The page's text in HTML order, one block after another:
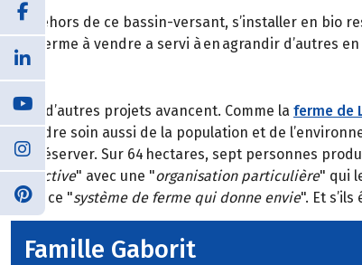
En dehors de ce bassin-versant, s’installer en bio
une ferme à vendre a servi à en agrandir d’autres
Mais d’autres projets avancent. Comme la ferme de
prendre soin aussi de la population et de
et préserver. Sur 64 hectares, sept personnes
collective" avec une "organisation particulière" qui
dans ce "système de ferme qui donne envie". Et
Famille Gaborit